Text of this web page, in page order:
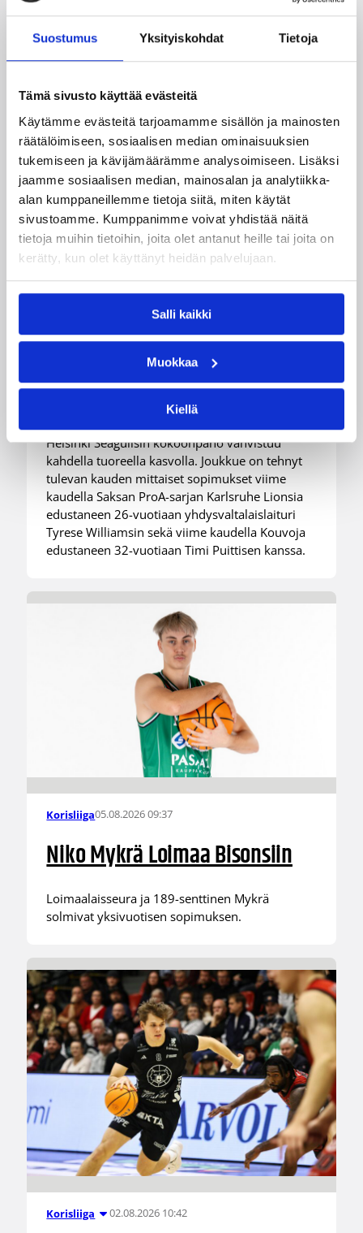
Suostumus Yksityiskohdat Tietoja
Tämä sivusto käyttää evästeitä
Käytämme evästeitä tarjoamamme sisällön ja mainosten
räätälöimiseen, sosiaalisen median ominaisuuksien
tukemiseen ja kävijämäärämme analysoimiseen. Lisäksi
jaamme sosiaalisen median, mainosalan ja analytiikka-
alan kumppaneillemme tietoja siitä, miten käytät
sivustoamme. Kumppanimme voivat yhdistää näitä
tietoja muihin tietoihin, joita olet antanut heille tai joita on
kerätty, kun olet käyttänyt heidän palvelujaan.
Salli kaikki
Muokkaa
Kiellä
Islannissa.
05.08.2026 11:34
Seagulls hankki taitoa ja
kokemusta kokoonpanoonsa
kahden pelaajan edestä
Helsinki Seagullsin kokoonpano vahvistuu
kahdella tuoreella kasvolla. Joukkue on tehnyt
tulevan kauden mittaiset sopimukset viime
kaudella Saksan ProA-sarjan Karlsruhe Lionsia
edustaneen 26-vuotiaan yhdysvaltalaislaituri
Tyrese Williamsin sekä viime kaudella Kouvoja
edustaneen 32-vuotiaan Timi Puittisen kanssa.
Korisliiga05.08.2026 09:37
Niko Mykrä Loimaa Bisonsiin
Loimaalaisseura ja 189-senttinen Mykrä
solmivat yksivuotisen sopimuksen.
Korisliiga 02.08.2026 10:42